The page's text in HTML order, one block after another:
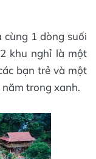
cùng 1 dòng suối
khu nghỉ là một
bạn trẻ và một
trong xanh.